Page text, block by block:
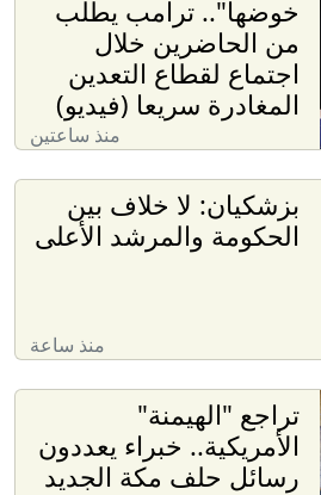
خوضها".. ترامب يطلب
من الحاضرين خلال
اجتماع لقطاع التعدين
المغادرة سريعا (فيديو)
منذ ساعتين
بزشكيان: لا خلاف بين
الحكومة والمرشد الأعلى
منذ ساعة
تراجع "الهيمنة"
الأمريكية.. خبراء يعددون
رسائل حلف مكة الجديد